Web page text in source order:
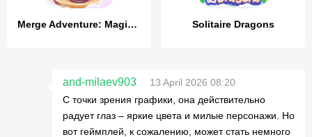
Merge Adventure: Magic Dragons Solitaire Dragons
and-milaev903
13 April 2026 08:20
С точки зрения графики, она действительно
радует глаз – яркие цвета и милые персонажи. Но
вот геймплей, к сожалению, может стать немного